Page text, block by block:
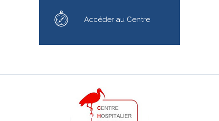
Accéder au Centre